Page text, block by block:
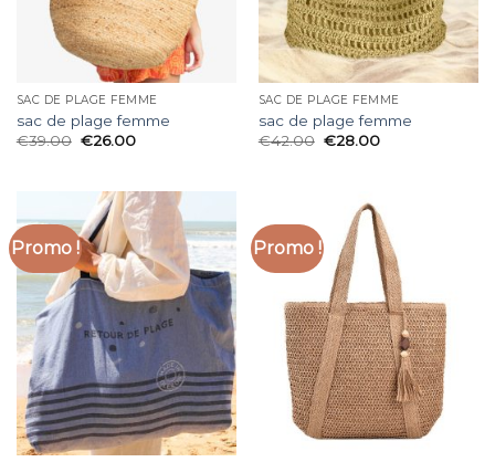
SAC DE PLAGE FEMME
sac de plage femme
€39.00 €26.00
SAC DE PLAGE FEMME
sac de plage femme
€42.00 €28.00
Promo ! Promo !